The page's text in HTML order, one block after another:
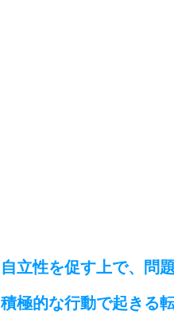
自立性を促す上で、問
積極的な行動で起きる